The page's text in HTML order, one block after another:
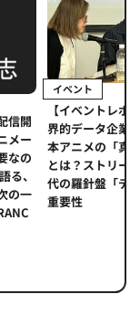
信開
メー
なの
る、
の一
イベント
【イベントレポ
界的データ企業
本アニメの「真
とは？ストリー
代の羅針盤「デ
重要性